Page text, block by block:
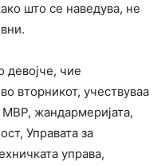
што се наведува, не
девојче, чие
вторникот, учествуваа
жандармеријата,
Управата за
управа,